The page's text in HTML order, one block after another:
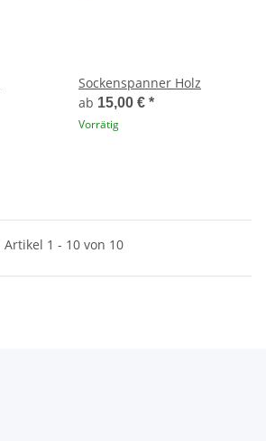
Sockenspanner Holz
ab 15,00 € *
Vorrätig
Artikel 1 - 10 von 10